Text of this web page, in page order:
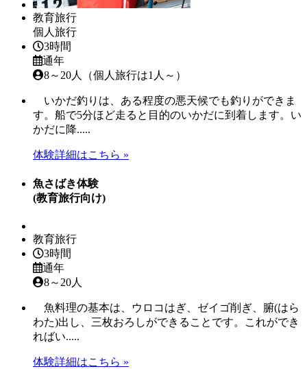
教育旅行
個人旅行
3時間
通年
8～20人（個人旅行は1人～）
いかだ釣りは、ある程度の悪天候でも釣りができま
す。船で5分ほど走ると目的のいかだに到着します。い
かだに降.....
体験詳細はこちら »
魚さばき体験
(教育旅行向け)
教育旅行
3時間
通年
8～20人
魚料理の基本は、ウロコはぎ、ゼイゴ削ぎ、腑(はら
わた)出し、三枚おろしができることです。これができ
ればい.....
体験詳細はこちら »